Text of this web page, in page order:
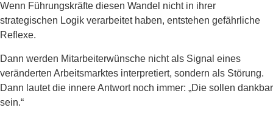
Wenn Führungskräfte diesen Wandel nicht in ihrer
strategischen Logik verarbeitet haben, entstehen gefährliche
Reflexe.
Dann werden Mitarbeiterwünsche nicht als Signal eines
veränderten Arbeitsmarktes interpretiert, sondern als Störung.
Dann lautet die innere Antwort noch immer: „Die sollen dankbar
sein.“